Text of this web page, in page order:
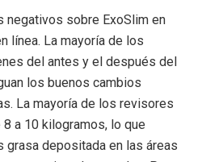
negativos sobre ExoSlim en
línea. La mayoría de los
del antes y el después del
los buenos cambios
La mayoría de los revisores
a 10 kilogramos, lo que
grasa depositada en las áreas